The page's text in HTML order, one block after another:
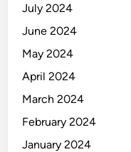
July 2024
June 2024
May 2024
April 2024
March 2024
February 2024
January 2024